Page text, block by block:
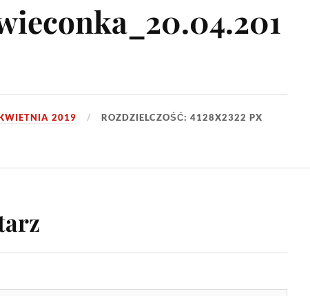
2019 ROZDZIELCZOŚĆ: 4128X2322 PX